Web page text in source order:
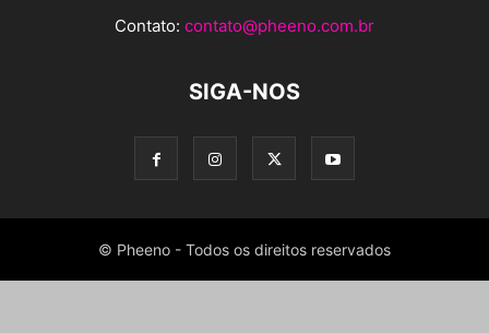
Contato: contato@pheeno.com.br
SIGA-NOS
© Pheeno - Todos os direitos reservados